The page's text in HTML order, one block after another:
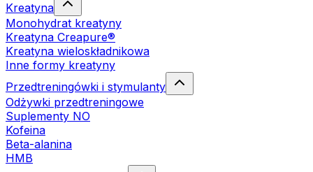
Kreatyna
Monohydrat kreatyny
Kreatyna Creapure®
Kreatyna wieloskładnikowa
Inne formy kreatyny
Przedtreningówki i stymulanty
Odżywki przedtreningowe
Suplementy NO
Kofeina
Beta-alanina
HMB